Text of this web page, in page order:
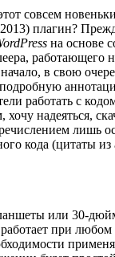
совсем
плагин?
на основе
работающего
в свою
работать с
надеяться,
лишь
кода (цитаты из
или 30-
при любом